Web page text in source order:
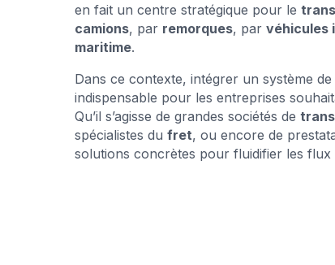
en fait un centre stratégique pour le
camions, par remorques, par véhicules
maritime.
Dans ce contexte, intégrer un système de
indispensable pour les entreprises
Qu’il s’agisse de grandes sociétés de
spécialistes du fret, ou encore de
solutions concrètes pour fluidifier les flux